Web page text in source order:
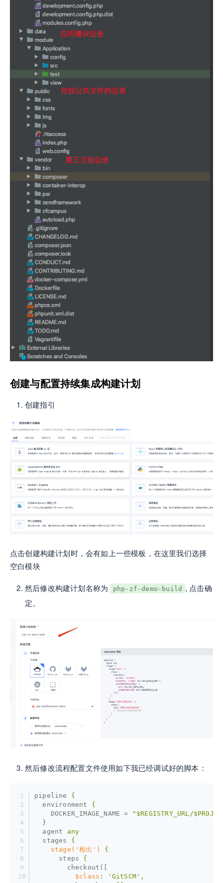
创建与配置持续集成构建计划
创建指引
点击创建构建计划时，会有如上一些模板，在这里我们选择
空白模块
然后修改构建计划名称为 php-zf-demo-build , 点击确
定。
然后修改流程配置文件使用如下我已经调试好的脚本：
pipeline
{
environment
{
DOCKER_IMAGE_NAME =
"$REGISTRY_URL/
}
agent
any
stages
{
stage('检出')
{
steps
{
checkout([
$class :
'GitSCM',